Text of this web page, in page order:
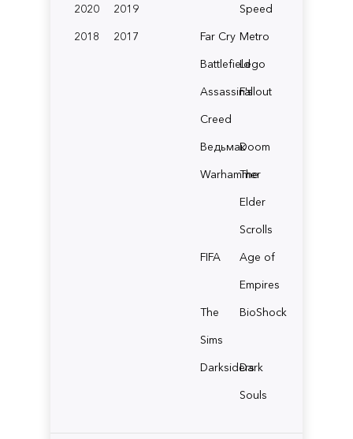
2020
2019
2018
2017
Speed
Far Cry Metro
BattlefieldLego
Assassin's
Creed
Fallout
ВедьмакDoom
Warhammer
The
Elder
Scrolls
FIFA
Age of
Empires
The
Sims
BioShock
Darksiders
Dark
Souls